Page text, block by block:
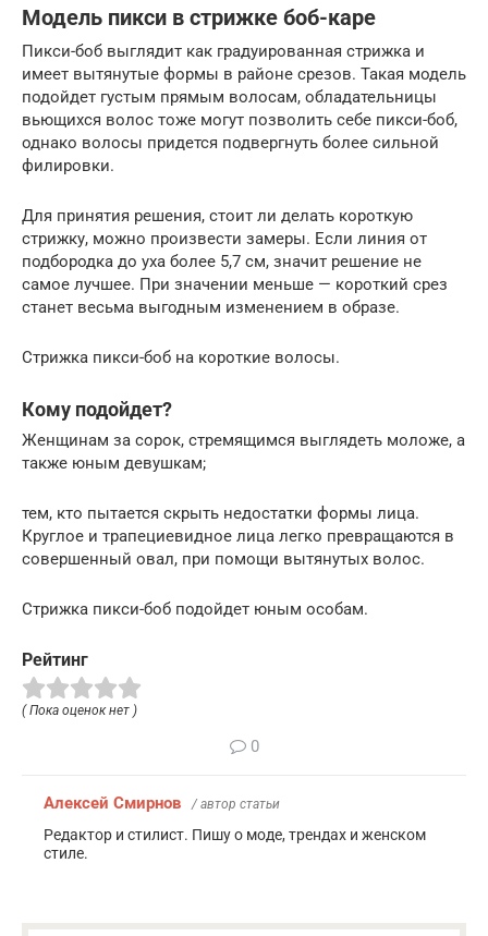
Модель пикси в стрижке боб-каре
Пикси-боб выглядит как градуированная стрижка и
имеет вытянутые формы в районе срезов. Такая модель
подойдет густым прямым волосам, обладательницы
вьющихся волос тоже могут позволить себе пикси-боб,
однако волосы придется подвергнуть более сильной
филировки.
Для принятия решения, стоит ли делать короткую
стрижку, можно произвести замеры. Если линия от
подбородка до уха более 5,7 см, значит решение не
самое лучшее. При значении меньше — короткий срез
станет весьма выгодным изменением в образе.
Стрижка пикси-боб на короткие волосы.
Кому подойдет?
Женщинам за сорок, стремящимся выглядеть моложе, а
также юным девушкам;
тем, кто пытается скрыть недостатки формы лица.
Круглое и трапециевидное лица легко превращаются в
совершенный овал, при помощи вытянутых волос.
Стрижка пикси-боб подойдет юным особам.
Рейтинг
( Пока оценок нет )
0
Алексей Смирнов / автор статьи
Редактор и стилист. Пишу о моде, трендах и женском
стиле.